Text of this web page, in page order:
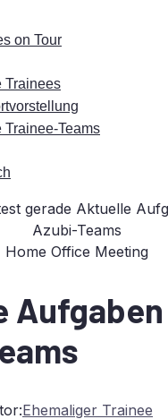
on Tour
Trainees
Trainee-Teams
Home Office Meeting
Ehemaliger Trainee